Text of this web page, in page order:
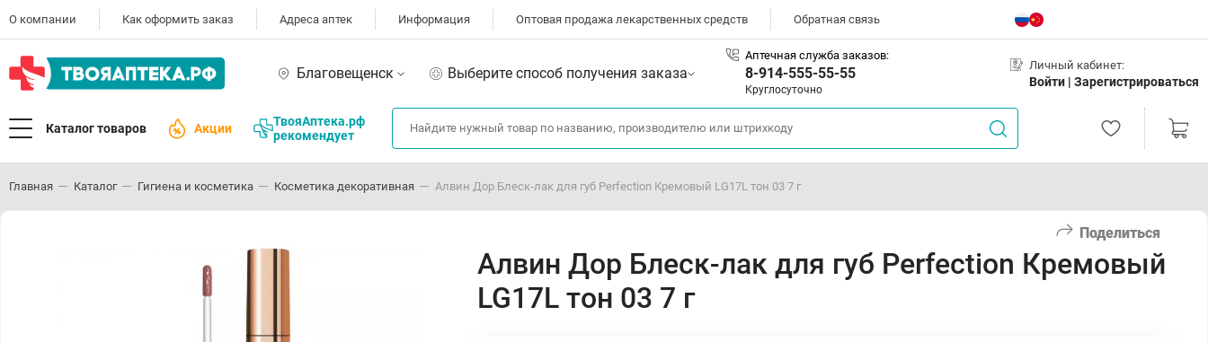
О компании Как оформить заказ Адреса аптек Информация Оптовая продажа лекарственных средств Обратная связь
Благовещенск Выберите способ получения заказа
Аптечная служба заказов:
8-914-555-55-55
Круглосуточно
Личный кабинет:
Войти | Зарегистрироваться
Каталог товаров Акции
ТвояАптека.рф
рекомендует
Главная Каталог Гигиена и косметика Косметика декоративная Алвин Дор Блеск-лак для губ Perfection Кремовый LG17L тон 03 7 г
Поделиться
Алвин Дор Блеск-лак для губ Perfection Кремовый
LG17L тон 03 7 г